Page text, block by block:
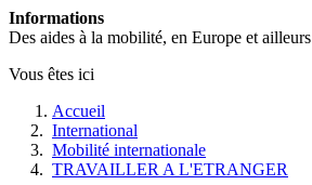
Informations
Des aides à la mobilité, en Europe et ailleurs
Vous êtes ici
Accueil
International
Mobilité internationale
TRAVAILLER A L'ETRANGER